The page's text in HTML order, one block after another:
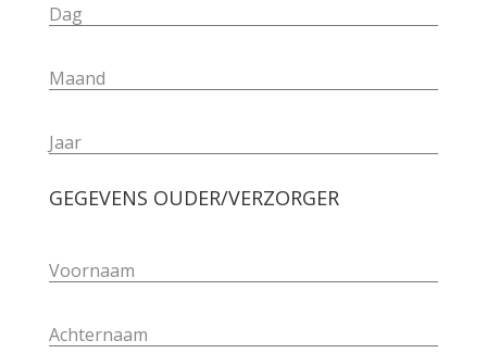
Dag
Maand
Jaar
GEGEVENS OUDER/VERZORGER
Voornaam
Achternaam